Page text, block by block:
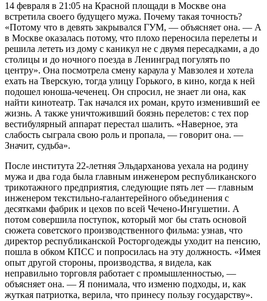
14 февраля в 21:05 на Красной площади в Москве она
встретила своего будущего мужа. Почему такая точность?
«Потому что в девять закрывался ГУМ, — объясняет она. — А
в Москве оказалась потому, что плохо переносила перелеты и
решила лететь из дому с каникул не с двумя пересадками, а до
столицы и до ночного поезда в Ленинград погулять по
центру». Она посмотрела смену караула у Мавзолея и хотела
ехать на Тверскую, тогда улицу Горького, в кино, когда к ней
подошел юноша-чеченец. Он спросил, не знает ли она, как
найти кинотеатр. Так начался их роман, круто изменивший ее
жизнь. А также уничтоживший боязнь перелетов: с тех пор
вестибулярный аппарат перестал шалить. «Наверное, эта
слабость сыграла свою роль и пропала, — говорит она. —
Значит, судьба».
После института 22-летняя Эльдарханова уехала на родину
мужа и два года была главным инженером республиканского
трикотажного предприятия, следующие пять лет — главным
инженером текстильно-галантерейного объединения с
десятками фабрик и цехов по всей Чечено-Ингушетии. А
потом совершила поступок, который мог бы стать основой
сюжета советского производственного фильма: узнав, что
директор республиканской Росторгодежды уходит на пенсию,
пошла в обком КПСС и попросилась на эту должность. «Имея
опыт другой стороны, производства, я видела, как
неправильно торговля работает с промышленностью, —
объясняет она. — Я понимала, что изменю подходы, и, как
жуткая патриотка, верила, что принесу пользу государству».